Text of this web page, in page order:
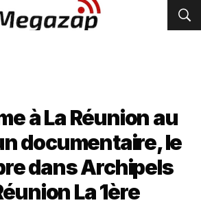
à La Réunion au
documentaire, le
dans Archipels
La 1ère